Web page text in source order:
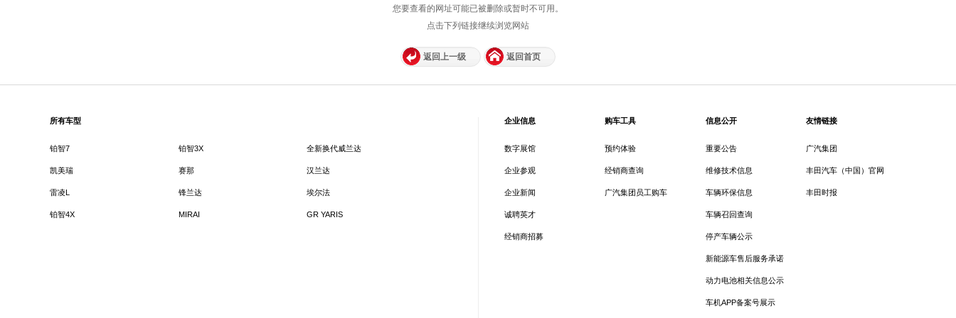
您要查看的网址可能已被删除或暂时不可用。
点击下列链接继续浏览网站
返回上一级 返回首页
所有车型
铂智7 铂智3X 全新换代威兰达
凯美瑞 赛那 汉兰达
雷凌L 锋兰达 埃尔法
铂智4X MIRAI GR YARIS
企业信息
数字展馆
企业参观
企业新闻
诚聘英才
经销商招募
购车工具
预约体验
经销商查询
广汽集团员工购车
信息公开
重要公告
维修技术信息
车辆环保信息
车辆召回查询
停产车辆公示
新能源车售后服务承诺
动力电池相关信息公示
车机APP备案号展示
友情链接
广汽集团
丰田汽车（中国）官网
丰田时报